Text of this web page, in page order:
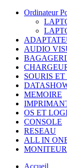
Ordinateur
AUDIO
SOURIS
MEMOIRE
OS ET
CONSOLE
RESEAU
ALL IN
MONITEUR
Accueil